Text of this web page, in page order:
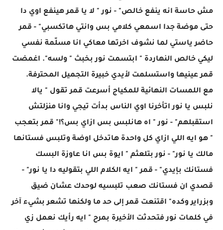
مش حاسة انه ينفع خالص" - نور " لا يا قمر هينفع اوي دا
حتى موضة جدا اسمعي كلامي بس وانتي هاتكسبي" - قمر
حاضر ياستي لما نشوف اخرتها معاكي انا مسلّمة نفسي
ليكي خالص النهاردة " ابتسمت نور بخبث " ولسه". اغمضت
قمر عينيها واستسلمت لأيدي خبيرة التجميل المحترفة.
مع اللمسات النهائية للمكياج أسرعت قمر تقول " يالا
نلبس يا نور اتأخرنا اوي الناس بدأت تيجي وانا منزلتش
استقبلهم" - نور " اه هانلبس بس ازاي بس؟!" قمر بتعجب
" هو ايه اللي ازاي كل واحدة هاتدخل اوضة وتلبس فستانها
مالك يا نور" - نور بتلعثم " ايوة بس انا عاوزة البسك
فستانك بإيدي" - قمر " ايه الكلام اللي بتقوليه دا يا نور" -
قصدي ان فستانك صعب تلبسيه لوحدك عشان ضيق
وبزراير وكده" اقتنعت قمر إلى حد ما ولكنها تشعر بشيء آخر
في كلمات نور فتحدثت الأخيرة بمرح " ايه رأيك نعمل زي